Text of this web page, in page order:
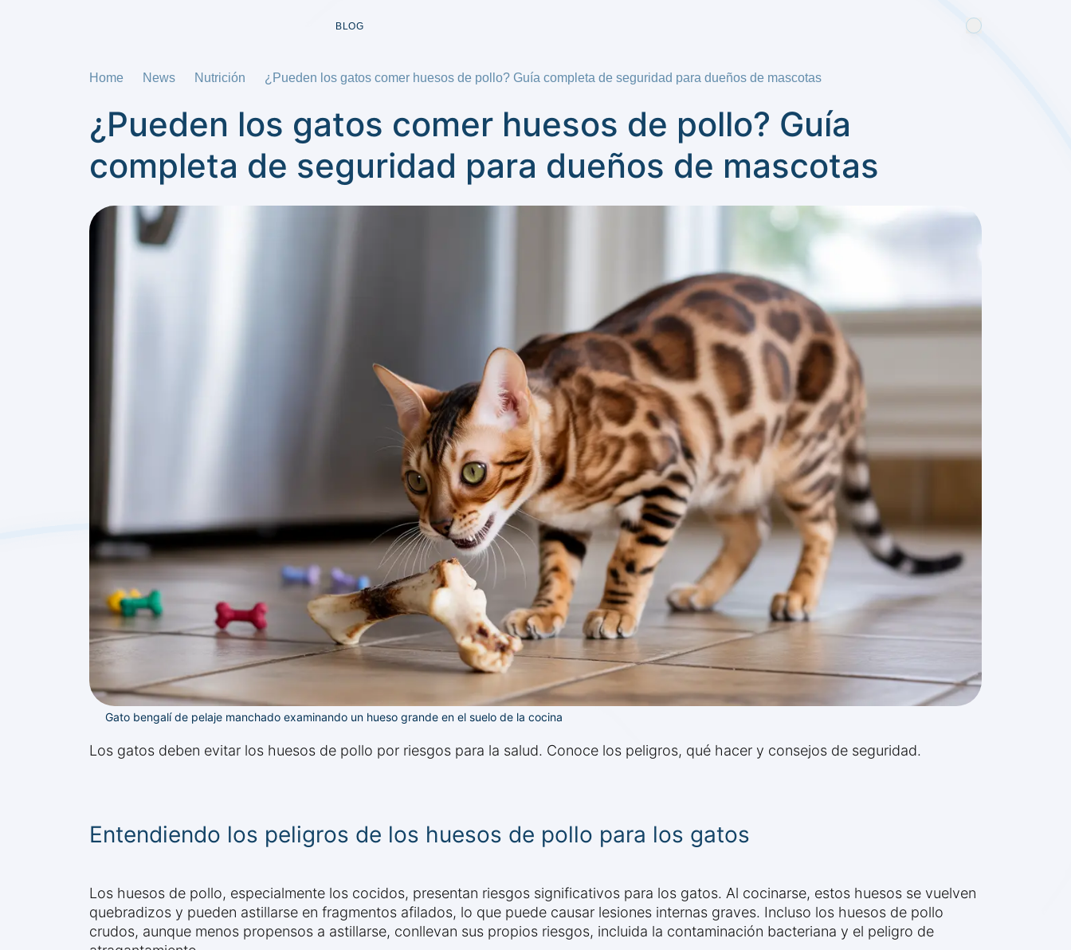
BLOG
Home News Nutrición ¿Pueden los gatos comer huesos de pollo? Guía completa de seguridad para dueños de mascotas
¿Pueden los gatos comer huesos de pollo? Guía
completa de seguridad para dueños de mascotas
Gato bengalí de pelaje manchado examinando un hueso grande en el suelo de la cocina
Los gatos deben evitar los huesos de pollo por riesgos para la salud. Conoce los peligros, qué hacer y consejos de seguridad.
Entendiendo los peligros de los huesos de pollo para los gatos
Los huesos de pollo, especialmente los cocidos, presentan riesgos significativos para los gatos. Al cocinarse, estos huesos se vuelven
quebradizos y pueden astillarse en fragmentos afilados, lo que puede causar lesiones internas graves. Incluso los huesos de pollo
crudos, aunque menos propensos a astillarse, conllevan sus propios riesgos, incluida la contaminación bacteriana y el peligro de